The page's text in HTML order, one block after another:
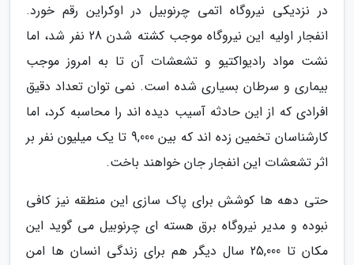
در نزدیکی نیروگاه اتمی چرنوبیل در اوکراین رقم خورد.
انفجار اولیه این نیروگاه موجب کشته شدن 28 نفر شد، اما
نشت مواد رادیواکتیو و تشعشات آن تا به امروز موجب
بیماری و سرطان بسیاری شده است. نمی توان تعداد دقیق
افرادی که از این حادثه آسیب دیده اند را محاسبه کرد، اما
کارشناسان تخمین زده اند که بین 9,000 تا یک میلیون نفر بر
اثر تشعشات این انفجار جان خواهند باخت.
حتی دهه ها کوشش برای پاک سازی این منطقه نیز کافی
نبوده و مدیر نیروگاه برق هسته ای چرنوبیل می گوید این
مکان تا 25,000 سال دیگر هم برای زندگی انسان ها امن